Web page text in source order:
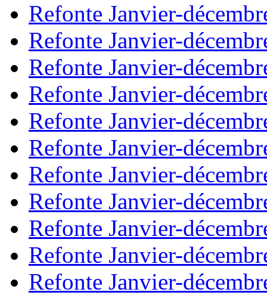
Refonte Janvier-
Refonte Janvier-
Refonte Janvier-
Refonte Janvier-
Refonte Janvier-
Refonte Janvier-
Refonte Janvier-
Refonte Janvier-
Refonte Janvier-
Refonte Janvier-
Refonte Janvier-